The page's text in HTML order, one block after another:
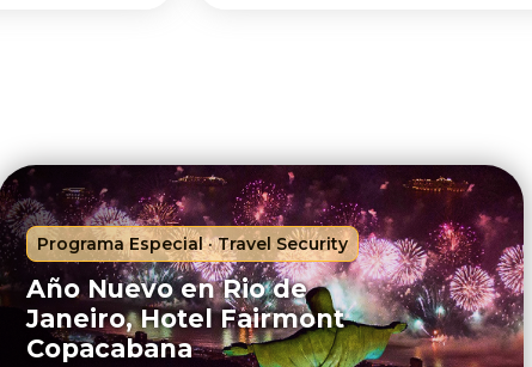
Programa Especial · Travel Security
Año Nuevo en Rio de
Janeiro, Hotel Fairmont
Copacabana